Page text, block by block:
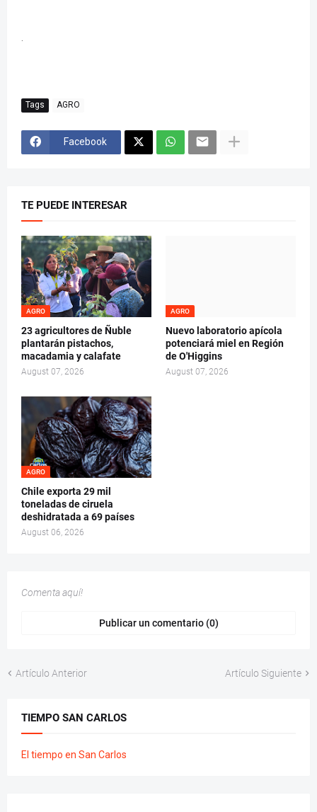
.
Tags AGRO
Facebook
TE PUEDE INTERESAR
AGRO
23 agricultores de Ñuble
plantarán pistachos,
macadamia y calafate
August 07, 2026
AGRO
Nuevo laboratorio apícola
potenciará miel en Región
de O'Higgins
August 07, 2026
AGRO
Chile exporta 29 mil
toneladas de ciruela
deshidratada a 69 países
August 06, 2026
Comenta aquí!
Publicar un comentario (0)
Artículo Anterior Artículo Siguiente
TIEMPO SAN CARLOS
El tiempo en San Carlos